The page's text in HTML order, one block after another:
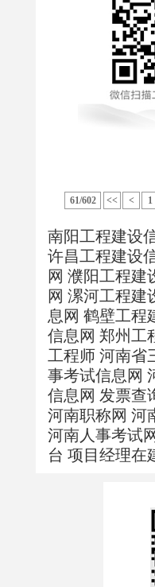
61/602 << < 1
南阳工程建设
许昌工程建设
网 濮阳工程建
网 漯河工程建
息网 鹤壁工程
信息网 郑州工
工程师 河南省
事考试信息网
信息网 发票查
河南职称网 河
河南人事考试
台 项目经理在